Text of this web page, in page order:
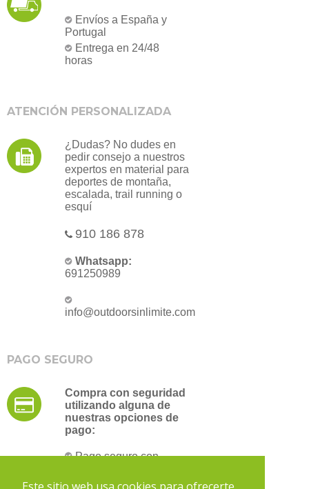
Envíos a España y
Portugal
Entrega en 24/48
horas
ATENCIÓN PERSONALIZADA
¿Dudas? No dudes en
pedir consejo a nuestros
expertos en material para
deportes de montaña,
escalada, trail running o
esquí
910 186 878
Whatsapp:
691250989
info@outdoorsinlimite.com
PAGO SEGURO
Compra con seguridad
utilizando alguna de
nuestras opciones de
pago:
Pago seguro con
Transferencia bancaria